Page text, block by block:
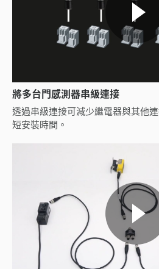
將多台門感測器串級連接
透過串級連接可減少繼電器與其他
短安裝時間。